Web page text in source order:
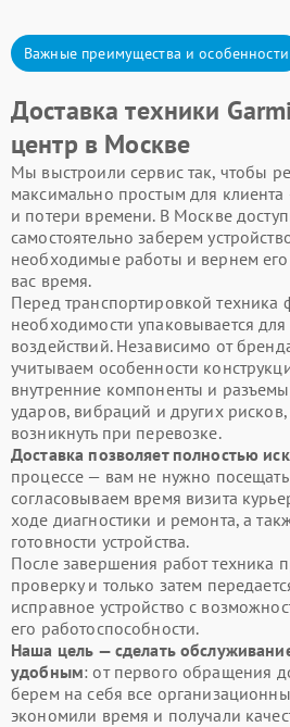
Важные преимущества и особенности
Доставка техники
центр в Москве
Мы выстроили сервис так, чтобы
максимально простым для
и потери времени. В Москве
самостоятельно заберем
необходимые работы и вернем
вас время.
Перед транспортировкой техника
необходимости упаковывается
воздействий. Независимо от
учитываем особенности
внутренние компоненты и
ударов, вибраций и других
возникнуть при перевозке.
Доставка позволяет полностью
процессе — вам не нужно
согласовываем время визита
ходе диагностики и ремонта, а
готовности устройства.
После завершения работ техника
проверку и только затем
исправное устройство с
его работоспособности.
Наша цель — сделать
удобным: от первого обращения
берем на себя все
экономили время и получали